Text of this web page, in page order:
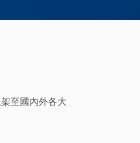
至國內外各大